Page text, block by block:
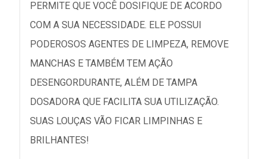
PERMITE QUE VOCÊ DOSIFIQUE DE ACORDO
COM A SUA NECESSIDADE. ELE POSSUI
PODEROSOS AGENTES DE LIMPEZA, REMOVE
MANCHAS E TAMBÉM TEM AÇÃO
DESENGORDURANTE, ALÉM DE TAMPA
DOSADORA QUE FACILITA SUA UTILIZAÇÃO.
SUAS LOUÇAS VÃO FICAR LIMPINHAS E
BRILHANTES!